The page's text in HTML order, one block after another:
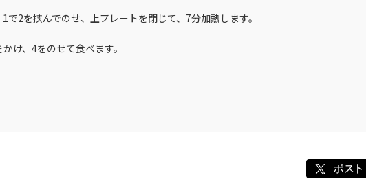
で2を挟んでのせ、上プレートを閉じて、7分加熱します。
け、4をのせて食べます。